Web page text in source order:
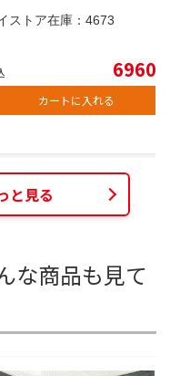
ストア在庫： 4673
6960
カートに入れる
と見る
な商品も見て